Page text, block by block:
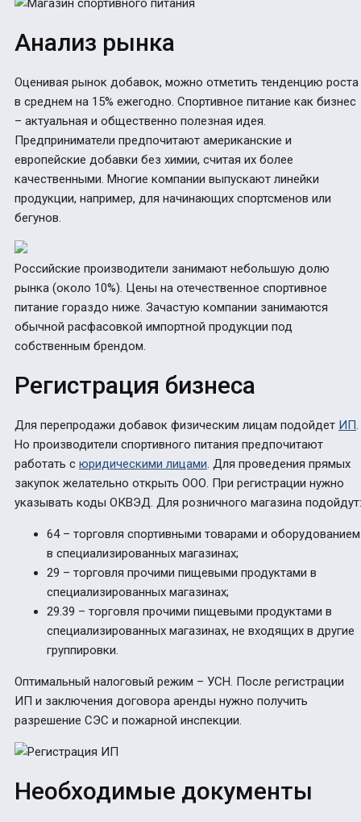
Анализ рынка
Оценивая рынок добавок, можно отметить тенденцию роста
в среднем на 15% ежегодно. Спортивное питание как бизнес
– актуальная и общественно полезная идея.
Предприниматели предпочитают американские и
европейские добавки без химии, считая их более
качественными. Многие компании выпускают линейки
продукции, например, для начинающих спортсменов или
бегунов.
Российские производители занимают небольшую долю
рынка (около 10%). Цены на отечественное спортивное
питание гораздо ниже. Зачастую компании занимаются
обычной расфасовкой импортной продукции под
собственным брендом.
Регистрация бизнеса
Для перепродажи добавок физическим лицам подойдет ИП.
Но производители спортивного питания предпочитают
работать с юридическими лицами. Для проведения прямых
закупок желательно открыть ООО. При регистрации нужно
указывать коды ОКВЭД. Для розничного магазина подойдут:
64 – торговля спортивными товарами и оборудованием
в специализированных магазинах;
29 – торговля прочими пищевыми продуктами в
специализированных магазинах;
29.39 – торговля прочими пищевыми продуктами в
специализированных магазинах, не входящих в другие
группировки.
Оптимальный налоговый режим – УСН. После регистрации
ИП и заключения договора аренды нужно получить
разрешение СЭС и пожарной инспекции.
Необходимые документы